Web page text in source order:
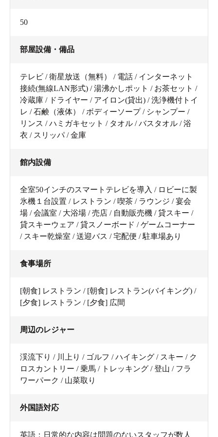
50
部屋設備・備品
テレビ / 衛星放送（無料） / 電話 / インターネット
接続(無線LAN形式) / 湯沸かしポット / お茶セット /
冷蔵庫 / ドライヤー / アイロン(貸出) / 洗浄機付トイ
レ / 石鹸（液体） / ボディーソープ / シャンプー /
リンス / ハミガキセット / タオル / バスタオル / 浴
衣 / スリッパ / 金庫
館内設備
全室50インチのスマートテレビを導入 / ロビーに製
氷機１台設置 / レストラン / 喫茶 / ラウンジ / 宴会
場 / 会議室 / 大浴場 / 売店 / 自動販売機 / 貸スキー /
貸スキーウェア / 貸スノーボード / ゲームコーナー
/ スキー乾燥室 / 送迎バス / 宅配便 / 駐車場あり
食事場所
[朝食] レストラン / [朝食] レストラン(バイキング) /
[夕食] レストラン / [夕食] 広間
周辺のレジャー
渓流下り / 川上り / ゴルフ / ハイキング / スキー / ク
ロスカントリー / 乗馬 / トレッキング / 登山 / フラ
ワーパーク / 山菜取り
外国語対応
英語：日常的な内容は問題のないスタッフが数人